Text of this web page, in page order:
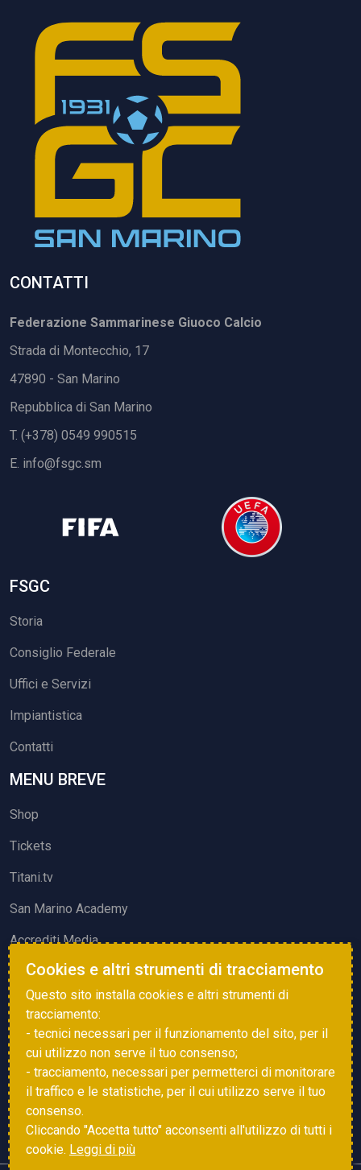
CONTATTI
Federazione Sammarinese Giuoco Calcio
Strada di Montecchio, 17
47890 - San Marino
Repubblica di San Marino
T. (+378) 0549 990515
E. info@fsgc.sm
FSGC
Storia
Consiglio Federale
Uffici e Servizi
Impiantistica
Contatti
MENU BREVE
Shop
Tickets
Titani.tv
San Marino Academy
Accrediti Media
ATTIVITÀ ED EVENTI
Squadre di Calcio
Associazione Sammarinese Arbitri
Vota gol e parata
Cookies e altri strumenti di tracciamento
Questo sito installa cookies e altri strumenti di
tracciamento:
- tecnici necessari per il funzionamento del sito, per il
cui utilizzo non serve il tuo consenso;
- tracciamento, necessari per permetterci di monitorare
il traffico e le statistiche, per il cui utilizzo serve il tuo
consenso.
Cliccando "Accetta tutto" acconsenti all'utilizzo di tutti i
cookie. Leggi di più